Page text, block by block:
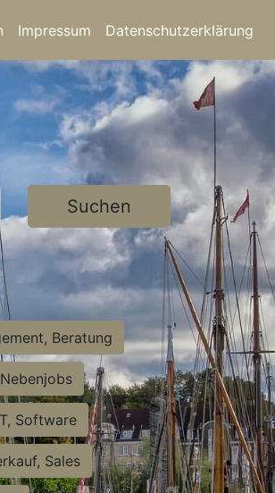
Impressum Datenschutzerklärung
Suchen
Beratung
Software
Sales